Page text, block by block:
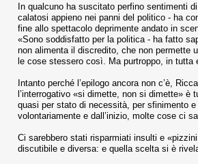
In qualcuno ha suscitato perfino sentimenti
calatosi appieno nei panni del politico - ha
fine allo spettacolo deprimente andato in
«Sono soddisfatto per la politica - ha fatto
non alimenta il discredito, che non permette
le cose stessero così. Ma purtroppo, in
Intanto perché l’epilogo ancora non c’è,
l’interrogativo «si dimette, non si dimette» è
quasi per stato di necessità, per sfinimento
volontariamente e dall’inizio, molte cose ci
Ci sarebbero stati risparmiati insulti e
discutibile e diversa: e quella scelta si è